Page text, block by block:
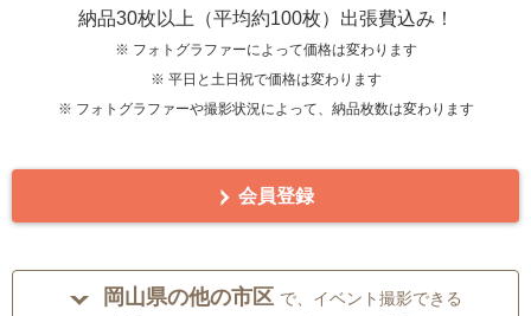
納品30枚以上（平均約100枚）出張費込み！
※ フォトグラファーによって価格は変わります
※ 平日と土日祝で価格は変わります
※ フォトグラファーや撮影状況によって、納品枚数は変わります
会員登録
岡山県の他の市区 で、イベント撮影できる